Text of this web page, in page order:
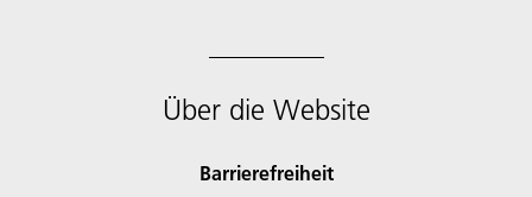
Über die Website
Barrierefreiheit